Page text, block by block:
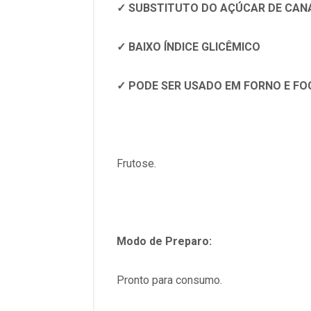
✓ SUBSTITUTO DO AÇÚCAR DE
✓ BAIXO ÍNDICE GLICÊMICO
✓ PODE SER USADO EM FORNO E
Frutose.
Modo de Preparo:
Pronto para consumo.